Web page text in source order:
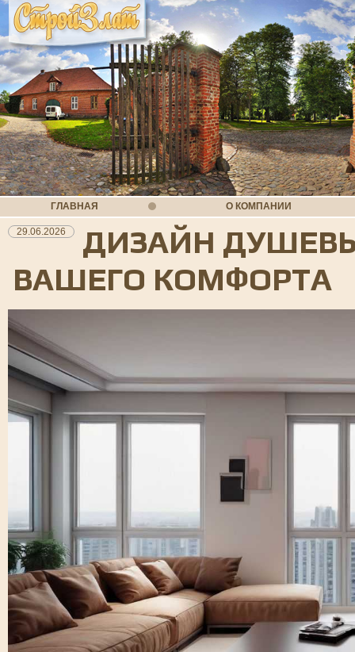
ГЛАВНАЯ О КОМПАНИИ
29.06.2026
ДИЗАЙН
ВАШЕГО КОМФОРТА